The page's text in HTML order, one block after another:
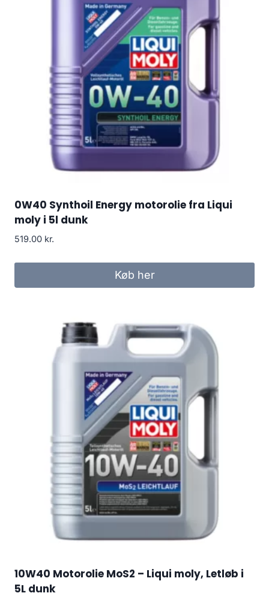
0W40 Synthoil Energy motorolie fra Liqui
moly i 5l dunk
519.00 kr.
Køb her
10W40 Motorolie MoS2 – Liqui moly, Letløb i
5L dunk